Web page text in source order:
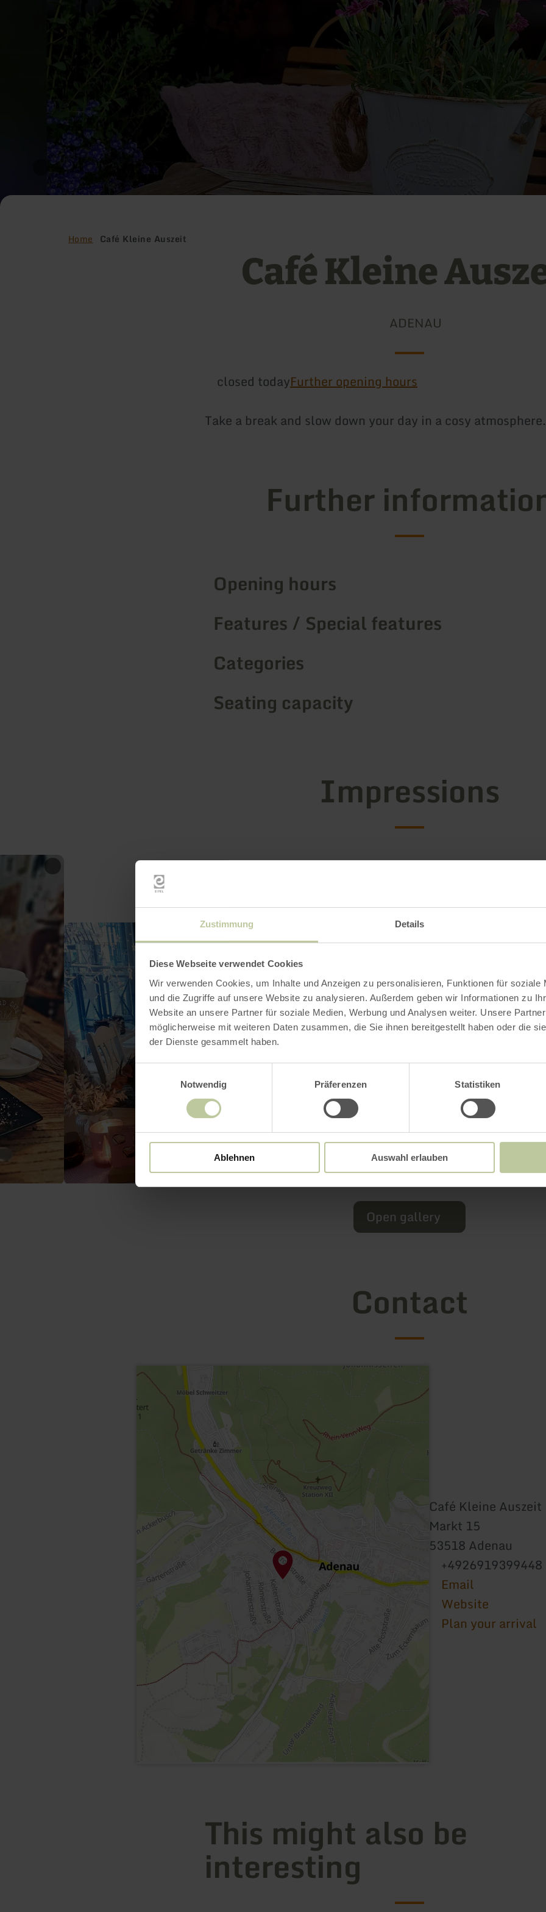
Zustimmung Details
Diese Webseite verwendet Cookies
Wir verwenden Cookies, um Inhalte und Anzeigen zu personalisieren, Funktionen für soziale
und die Zugriffe auf unsere Website zu analysieren. Außerdem geben wir Informationen zu
Website an unsere Partner für soziale Medien, Werbung und Analysen weiter. Unsere
möglicherweise mit weiteren Daten zusammen, die Sie ihnen bereitgestellt haben oder die
der Dienste gesammelt haben.
Notwendig
Präferenzen Statistiken
Ablehnen Auswahl erlauben
Home Café Kleine Auszeit
Café Kleine
ADENAU
closed todayFurther opening hours
Take a break and slow down your day in a cosy atmosphere.
Further
Opening hours
Features / Special features
Categories
Seating capacity
Impressions
Open gallery
Contact
Café Kleine Auszeit
Markt 15
53518 Adenau
+4926919399448
Email
Website
Plan your arrival
This might also be
interesting